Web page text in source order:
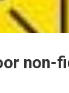
non-